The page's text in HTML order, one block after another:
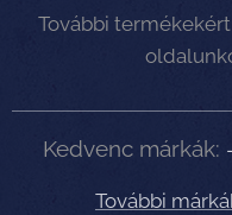
További
Kedvenc márkák:
További